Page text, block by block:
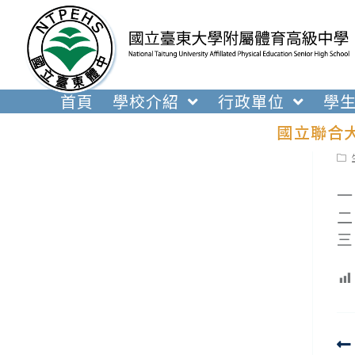
內
首頁 學校介紹 行政單位 學
國立聯合